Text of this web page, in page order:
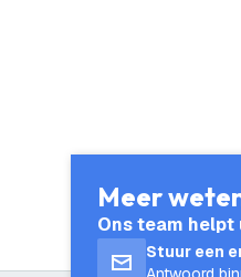
Meer
Ons team
Stuur een